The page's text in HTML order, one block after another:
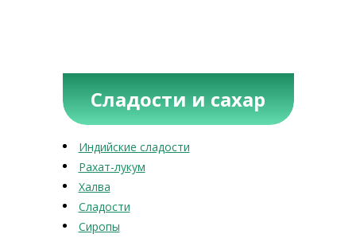
Сладости и сахар
Индийские сладости
Рахат-лукум
Халва
Сладости
Сиропы